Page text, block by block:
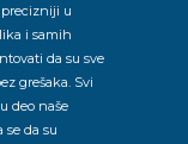
u
i samih
da su sve
grešaka. Svi
deo naše
se da su